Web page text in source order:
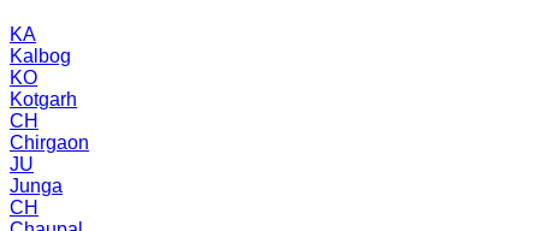
KA
Kalbog
KO
Kotgarh
CH
Chirgaon
JU
Junga
CH